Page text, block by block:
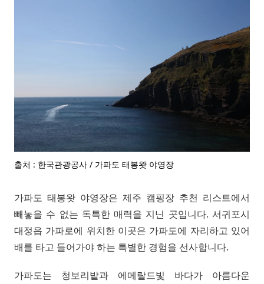
출처 : 한국관광공사 / 가파도 태봉왓 야영장
가파도 태봉왓 야영장은 제주 캠핑장 추천 리스트에서
빼놓을 수 없는 독특한 매력을 지닌 곳입니다. 서귀포시
대정읍 가파로에 위치한 이곳은 가파도에 자리하고 있어
배를 타고 들어가야 하는 특별한 경험을 선사합니다.
가파도는 청보리밭과 에메랄드빛 바다가 아름다운